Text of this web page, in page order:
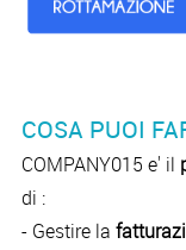
COSA PUOI
COMPANY015 e' il
di :
- Gestire la